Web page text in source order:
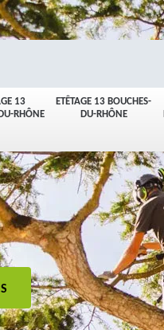
13
RHÔNE
ETÊTAGE 13 BOUCHES-
DU-RHÔNE